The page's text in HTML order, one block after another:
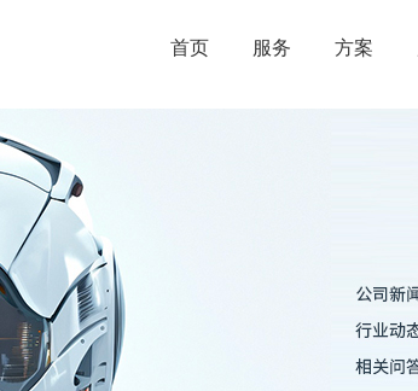
首页 服务 方案